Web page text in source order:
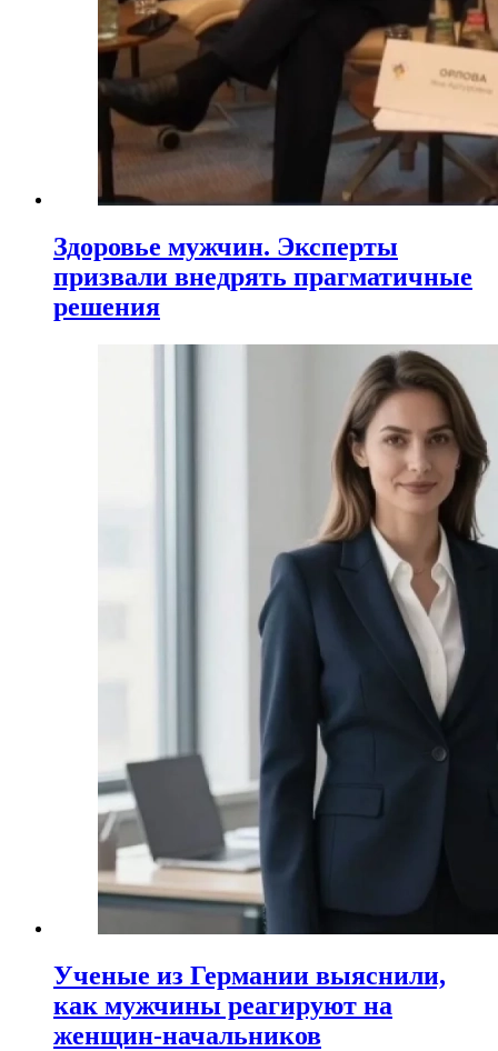
Здоровье мужчин. Эксперты
призвали внедрять прагматичные
решения
Ученые из Германии выяснили,
как мужчины реагируют на
женщин-начальников